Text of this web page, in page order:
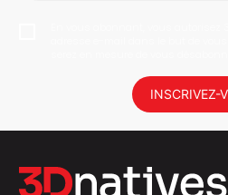
INSCRIVEZ-